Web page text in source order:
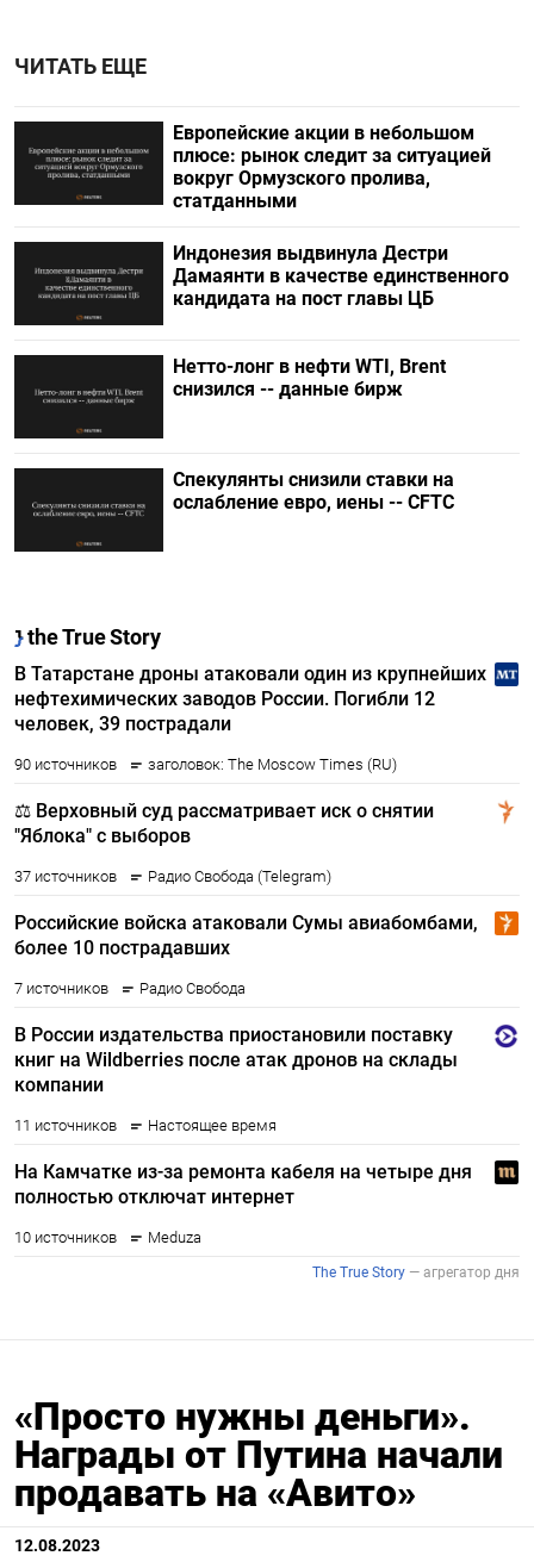
ЧИТАТЬ ЕЩЕ
Европейские акции в небольшом
плюсе: рынок следит за ситуацией
вокруг Ормузского пролива,
статданными
Индонезия выдвинула Дестри
⁠Дамаянти в качестве единственного
кандидата на пост главы ЦБ
Нетто-лонг в нефти WTI, Brent
снизился -- данные бирж
Спекулянты снизили ставки на
ослабление евро, иены -- CFTC
«Просто нужны деньги».
Награды от Путина начали
продавать на «Авито»
12.08.2023